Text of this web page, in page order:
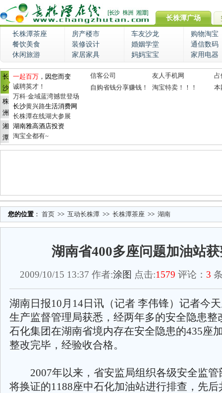
长株潭广场
长株潭茶座 房产楼市 车友沙龙
购物淘宝
餐饮美食
装修设计 婚姻学堂
通信数码
休闲旅游
家居家具 妈妈宝宝 家用电器
长
沙
株
洲
湘
潭
一起百万 ，因您而变
诚聘英才！
万科·金域蓝湾撼世登场
长沙黄兴路生活消费网
长株潭在线湖大参展
湖南雅高酒店投资
淘宝全都有~
信客公司 友人手机网
占
自购省钱分享赚钱！
淘宝特卖！！！ 本
您的位置 ： 首页 >> 互动长株潭 >> 长株潭茶座 >> 湖南
湖南省400多座问题加油站
2009/10/15 13:37 作者:涂图 点击:1579 评论： 3
湖南日报10月14日讯（记者 李伟锋）记者今
生产监督管理局获悉，经两年多的安全隐患整
石化集团在湖南省境内存在安全隐患的435座
整改完毕，经验收合格。
2007年以来，省安监局组织各级安全监管
将换证的1188座中石化加油站进行排查，先后